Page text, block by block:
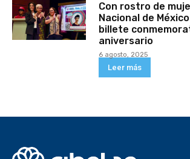
Con rostro de
Nacional de
billete
aniversario
6 agosto, 2025
Leer más